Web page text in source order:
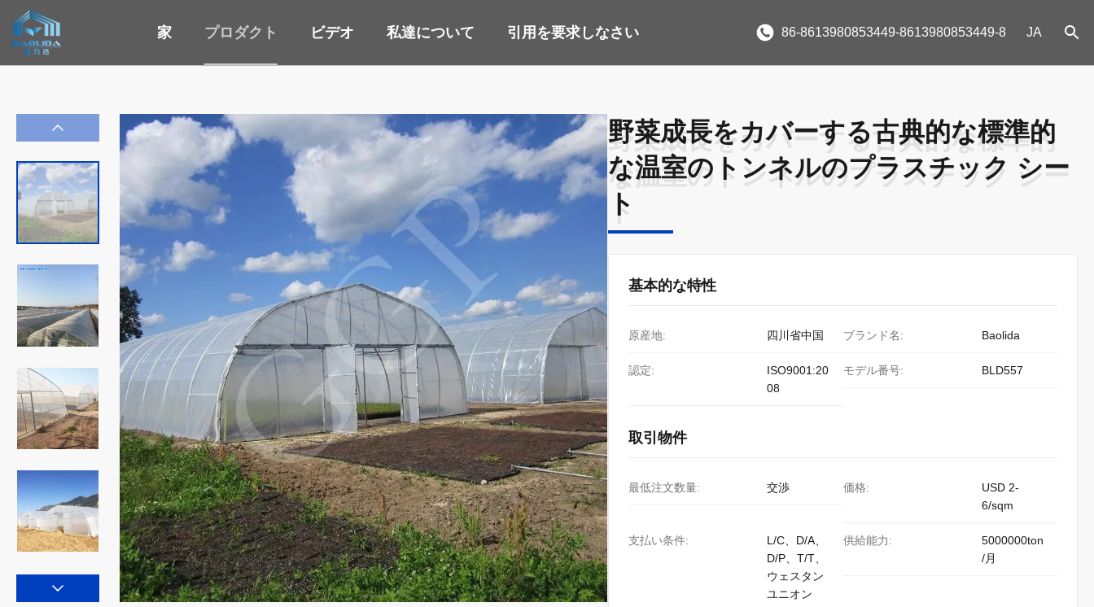
家 プロダクト ビデオ 私達について 引用を要求しなさい 86-8613980853449-8613980853449-8 JA
野菜成長をカバーする古典的な標準的
な温室のトンネルのプラスチック シー
ト
野菜成長をカバーする古典的な標準的
な温室のトンネルのプラスチック シー
ト
基本的な特性
原産地: 四川省中国 ブランド名: Baolida
認定:
ISO9001:20
08
モデル番号: BLD557
取引物件
最低注文数量: 交渉 価格:
USD 2-
6/sqm
支払い条件:
L/C、D/A、
D/P、T/T、
ウェスタン
ユニオン
供給能力:
5000000ton
/月